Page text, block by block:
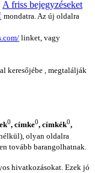
A friss bejegyzéseket
mondatra. Az új oldalra
linket, vagy
keresőjébe , megtalálják
0, címke0, címkék0,
olyan oldalra
tovább barangolhatnak.
hivatkozásokat. Ezek jó